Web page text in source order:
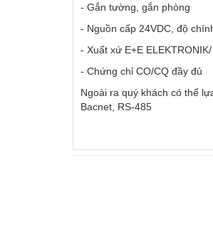
- Gắn tường, gắn phòng
- Nguồn cấp 24VDC, độ
- Xuất xứ E+E
- Chứng chỉ CO/CQ đầy đủ
Ngoài ra quý khách có thể
Bacnet, RS-485